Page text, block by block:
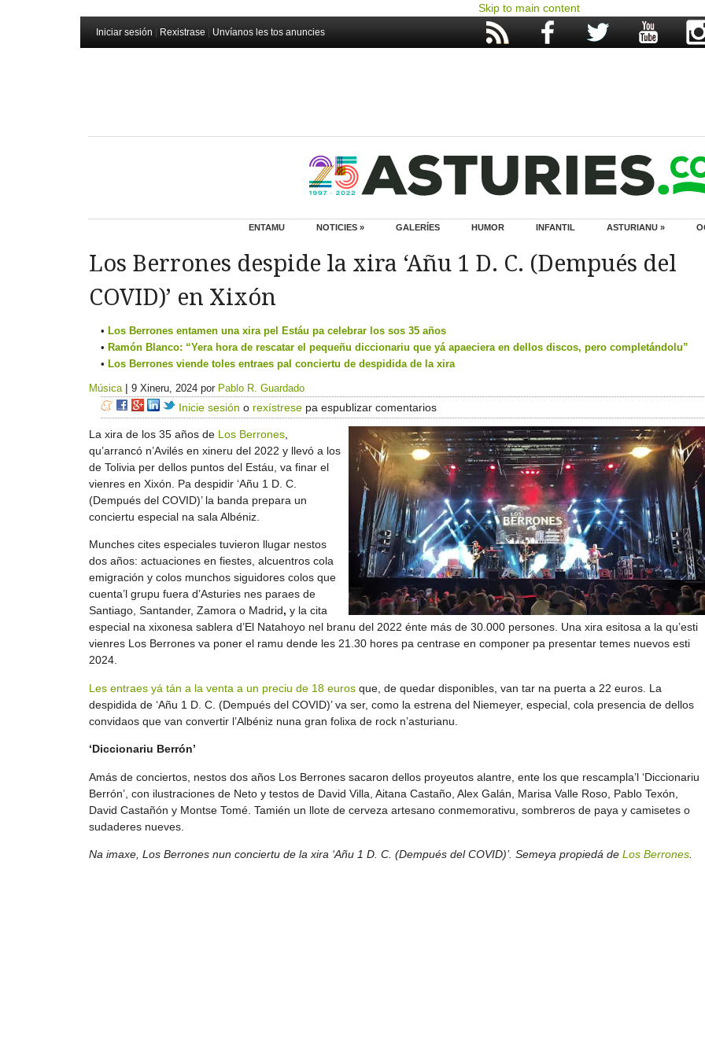
Skip to main content
Iniciar sesión Rexistrase Unvíanos les tos anuncies
ENTAMU NOTICIES » GALERÍES HUMOR INFANTIL ASTURIANU »
Los Berrones despide la xira ‘Añu 1 D. C. (Dempués del
COVID)’ en Xixón
Los Berrones entamen una xira pel Estáu pa celebrar los sos 35 años
Ramón Blanco: “Yera hora de rescatar el pequeñu diccionariu que yá apaeciera en dellos discos, pero completándolu”
Los Berrones viende toles entraes pal conciertu de despidida de la xira
Música | 9 Xineru, 2024 por Pablo R. Guardado
Inicie sesión o rexístrese pa espublizar comentarios
La xira de los 35 años de Los Berrones
qu’arrancó n’Avilés en xineru del 2022 y llevó a los
de Tolivia per dellos puntos del Estáu, va finar el
vienres en Xixón. Pa despidir ‘Añu 1 D. C.
(Dempués del COVID)’ la banda prepara un
conciertu especial na sala Albéniz.
Munches cites especiales tuvieron llugar nestos
dos años: actuaciones en fiestes, alcuentros cola
emigración y colos munchos siguidores colos que
cuenta’l grupu fuera d’Asturies nes paraes de
Santiago, Santander, Zamora o Madrid, y la cita
especial na xixonesa sablera d’El Natahoyo nel branu del 2022 énte más de 30.000 persones. Una xira esitosa a la qu’esti
vienres Los Berrones va poner el ramu dende les 21.30 hores pa centrase en componer pa presentar temes nuevos esti
2024.
Les entraes yá tán a la venta a un preciu de 18 euros que, de quedar disponibles, van tar na puerta a 22 euros. La
despidida de ‘Añu 1 D. C. (Dempués del COVID)’ va ser, como la estrena del Niemeyer, especial, cola presencia de dellos
convidaos que van convertir l’Albéniz nuna gran folixa de rock n’asturianu.
‘Diccionariu Berrón’
Amás de conciertos, nestos dos años Los Berrones sacaron dellos proyeutos alantre, ente los que rescampla’l ‘Diccionariu
Berrón’, con ilustraciones de Neto y testos de David Villa, Aitana Castaño, Alex Galán, Marisa Valle Roso, Pablo Texón,
David Castañón y Montse Tomé. Tamién un llote de cerveza artesano conmemorativu, sombreros de paya y camisetes o
sudaderes nueves.
Na imaxe, Los Berrones nun conciertu de la xira ‘Añu 1 D. C. (Dempués del COVID)’. Semeya propiedá de Los Berrones